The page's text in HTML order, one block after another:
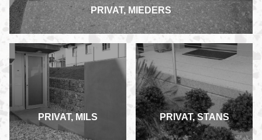
PRIVAT, MIEDERS
PRIVAT, MILS PRIVAT, STANS